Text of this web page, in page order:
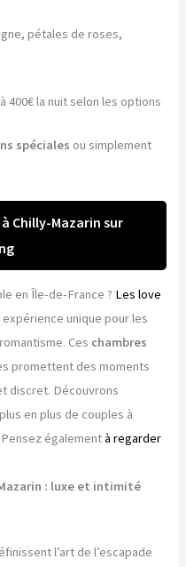
pétales de roses,
400€ la nuit selon les options
spéciales ou simplement
Chilly-Mazarin sur
en Île-de-France ? Les love
unique pour les
Ces chambres
promettent des moments
discret. Découvrons
en plus de couples à
Pensez égalementà regarder
: luxe et intimité
l’art de l’escapade